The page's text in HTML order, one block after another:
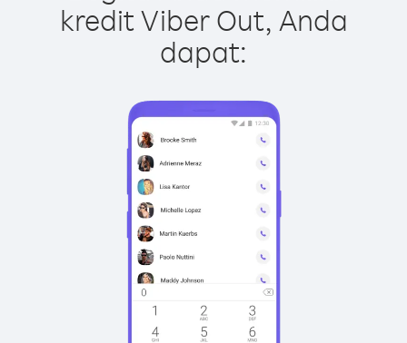
kredit Viber Out, Anda
dapat: